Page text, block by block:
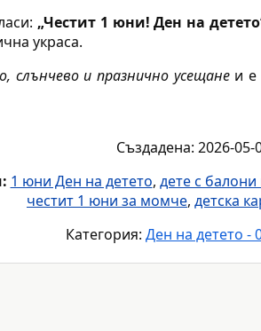
„Честит 1 юни! Ден на
украса.
слънчево и празнично усещанеи е
Създадена: 2026-05-
1 юни Ден на детето, дете с балони
честит 1 юни за момче, детска
Категория: Ден на детето -